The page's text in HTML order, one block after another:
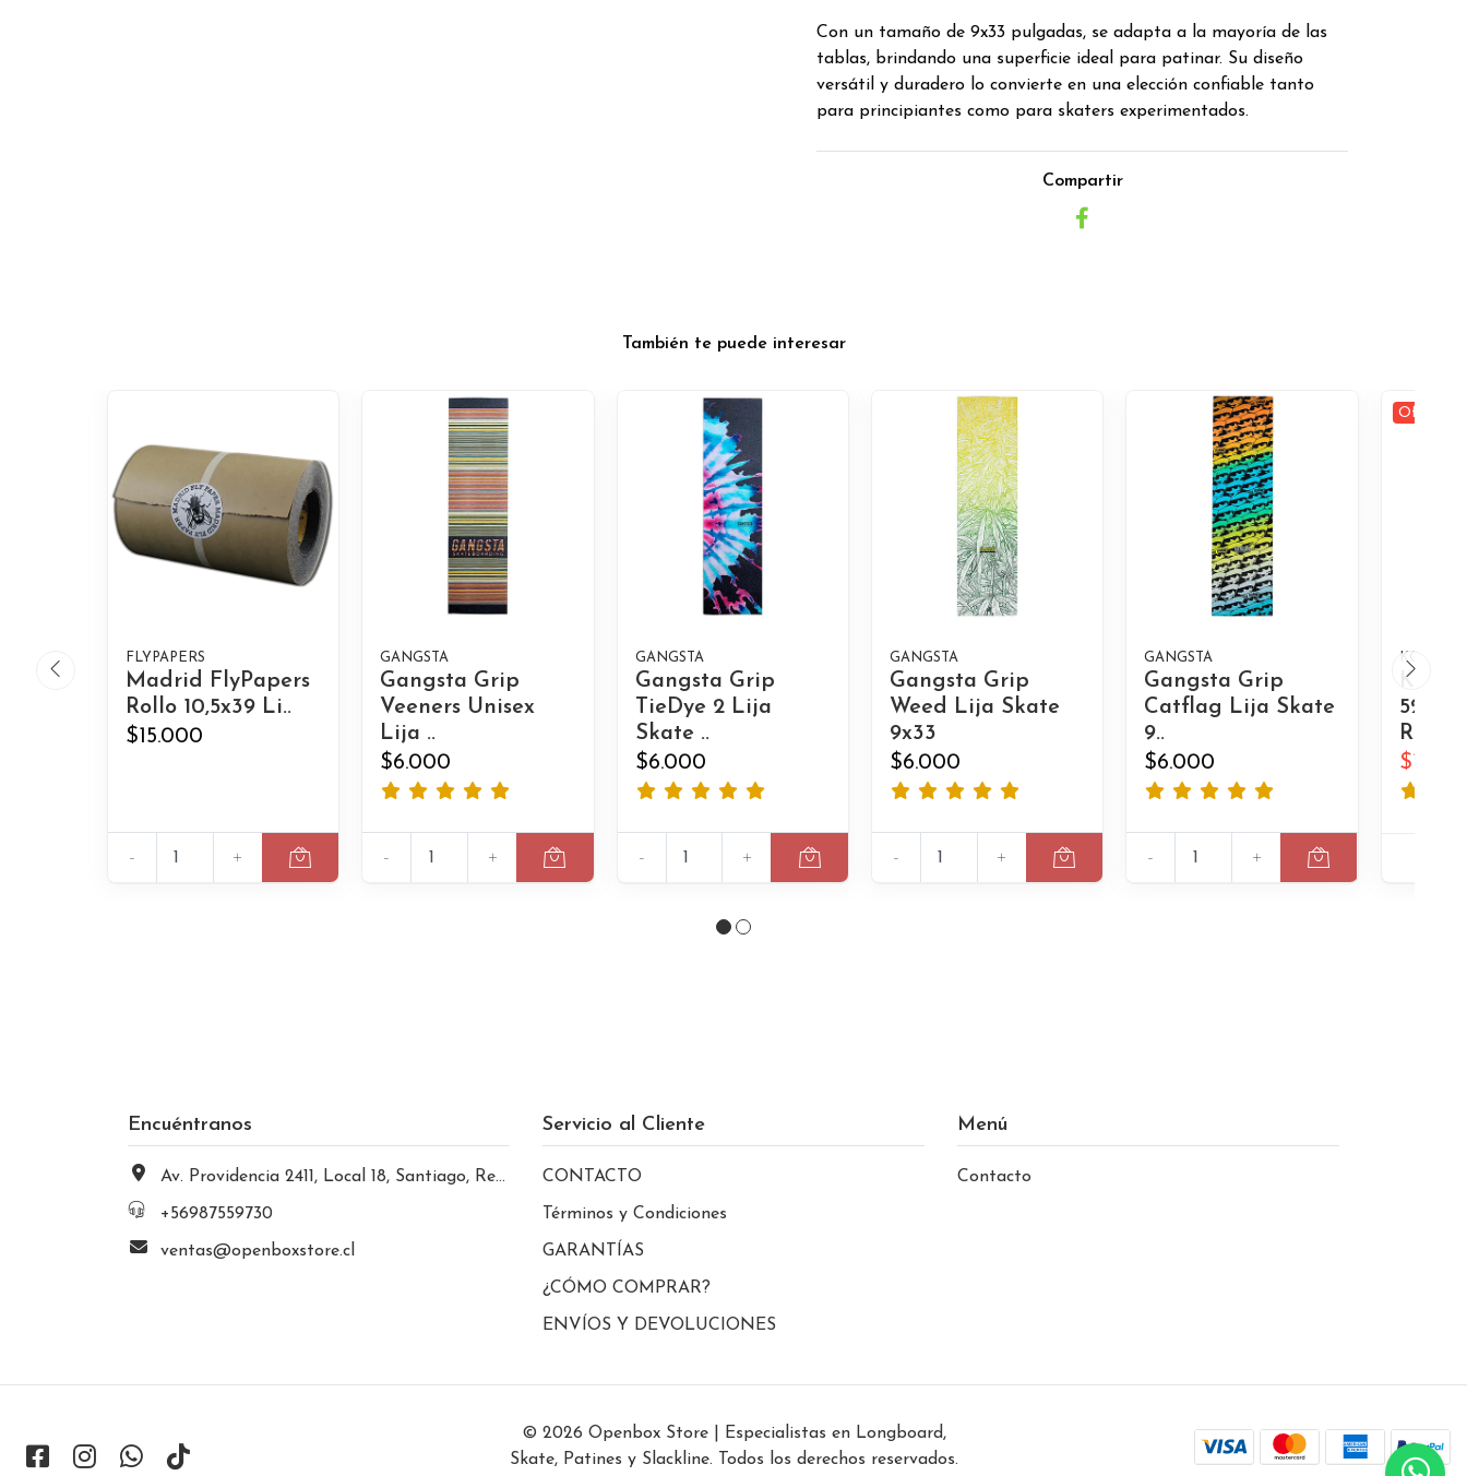
Con un tamaño de 9x33 pulgadas, se adapta a la mayoría de las
tablas, brindando una superficie ideal para patinar. Su diseño
versátil y duradero lo convierte en una elección confiable tanto
para principiantes como para skaters experimentados.
Compartir
También te puede interesar
FLYPAPERS
Madrid FlyPapers
Rollo 10,5x39 Li..
$15.000
- +
GANGSTA
Gangsta Grip
Veeners Unisex
Lija ..
$6.000
- +
GANGSTA
Gangsta Grip
TieDye 2 Lija
Skate ..
$6.000
- +
GANGSTA
Gangsta Grip
Weed Lija Skate
9x33
$6.000
- +
GANGSTA
Gangsta Grip
Catflag Lija Skate
9..
$6.000
- +
Oferta -
KOSTON
52mm
Encuéntranos
Av. Providencia 2411, Local 18, Santiago, Región Metropolitana, Chile
+56987559730
ventas@openboxstore.cl
Servicio al Cliente
CONTACTO
Términos y Condiciones
GARANTÍAS
¿CÓMO COMPRAR?
ENVÍOS Y DEVOLUCIONES
Menú
Contacto
© 2026 Openbox Store | Especialistas en Longboard,
Skate, Patines y Slackline. Todos los derechos reservados.